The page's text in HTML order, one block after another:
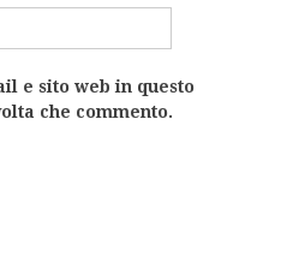
e sito web in questo
che commento.